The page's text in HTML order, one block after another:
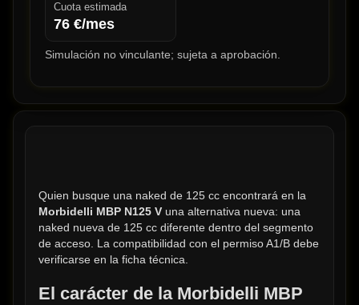
Cuota estimada
76 €/mes
Simulación no vinculante; sujeta a aprobación.
Morbidelli MBP N125 V una alternativa nueva: una
naked nueva de 125 cc diferente dentro del segmento
de acceso. La compatibilidad con el permiso A1/B debe
verificarse en la ficha técnica.
El carácter de la Morbidelli MBP